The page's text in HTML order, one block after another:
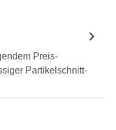
Preis-
Partikelschnitt-